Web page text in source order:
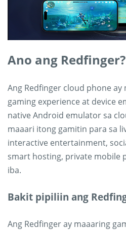
Ano ang Redfinger?
Ang Redfinger cloud phone ay
gaming experience at device
native Android emulator sa
maaari itong gamitin para sa
interactive entertainment,
smart hosting, private mobile
iba.
Bakit pipiliin ang
Ang Redfinger ay maaaring